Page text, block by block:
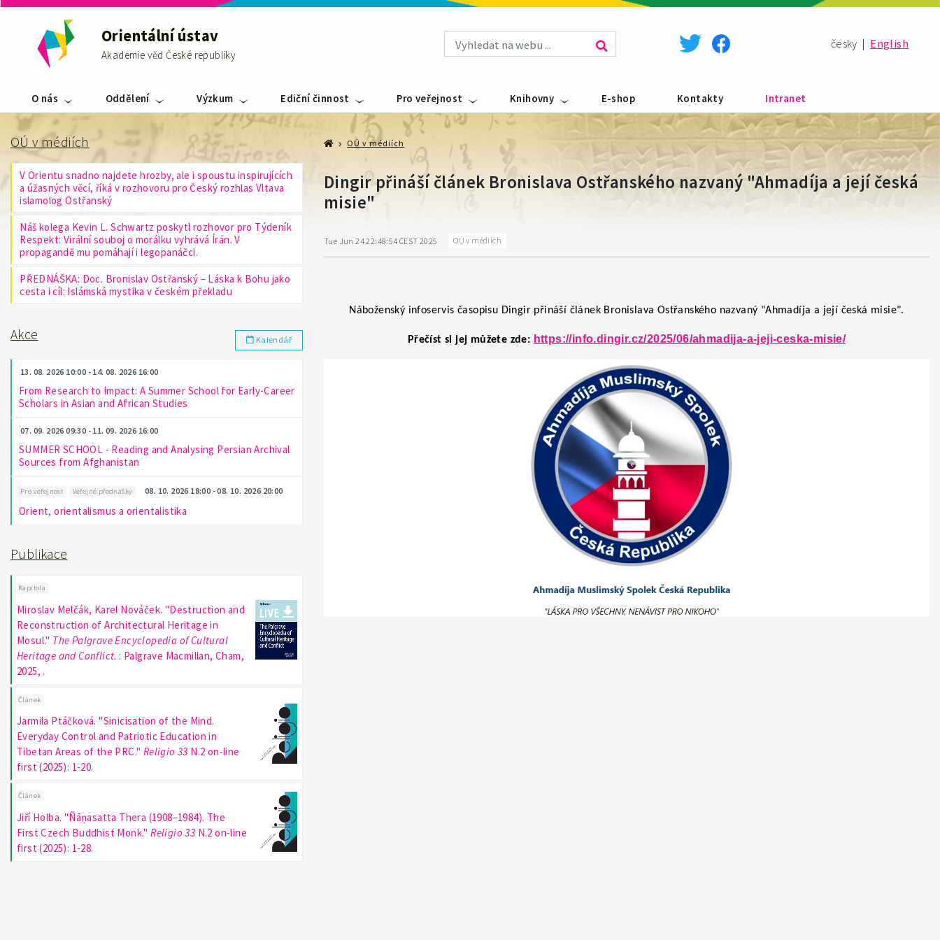
Orientální ústav
Akademie věd České republiky
česky | English
O nás Oddělení Výzkum Ediční činnost Pro veřejnost Knihovny E-shop Kontakty Intranet
OÚ v médiích
V Orientu snadno najdete hrozby, ale i spoustu inspirujících
a úžasných věcí, říká v rozhovoru pro Český rozhlas Vltava
islamolog Ostřanský
Náš kolega Kevin L. Schwartz poskytl rozhovor pro Týdeník
Respekt: Virální souboj o morálku vyhrává Írán. V
propagandě mu pomáhají i legopanáčci.
PŘEDNÁŠKA: Doc. Bronislav Ostřanský – Láska k Bohu jako
cesta i cíl: Islámská mystika v českém překladu
Akce Kalendář
13. 08. 2026 10:00 - 14. 08. 2026 16:00
From Research to Impact: A Summer School for Early-Career
Scholars in Asian and African Studies
07. 09. 2026 09:30 - 11. 09. 2026 16:00
SUMMER SCHOOL - Reading and Analysing Persian Archival
Sources from Afghanistan
Pro veřejnost Veřejné přednášky 08. 10. 2026 18:00 - 08. 10. 2026 20:00
Orient, orientalismus a orientalistika
Publikace
Kapitola
Miroslav Melčák, Karel Nováček. "Destruction and
Reconstruction of Architectural Heritage in
Mosul." The Palgrave Encyclopedia of Cultural
Heritage and Conflict. : Palgrave Macmillan, Cham,
2025, .
Článek
Jarmila Ptáčková. "Sinicisation of the Mind.
Everyday Control and Patriotic Education in
Tibetan Areas of the PRC." Religio 33 N.2 on-line
first (2025): 1-20.
Článek
Jiří Holba. "Ñāṇasatta Thera (1908–1984). The
First Czech Buddhist Monk."Religio 33 N.2 on-line
first (2025): 1-28.
OÚ v médiích
Dingir přináší článek Bronislava Ostřanského nazvaný "Ahmadíja a její česká
misie"
Tue Jun 24 22:48:54 CEST 2025 OÚ v médiích
Náboženský infoservis časopisu Dingir přináší článek Bronislava Ostřanského nazvaný "Ahmadíja a její česká misie".
Přečíst si jej můžete zde: https://info.dingir.cz/2025/06/ahmadija-a-jeji-ceska-misie/